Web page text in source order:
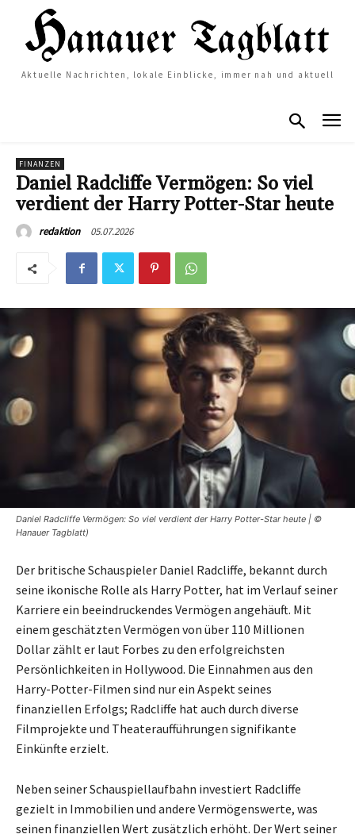
Aktuelle Nachrichten, lokale Einblicke, immer nah und aktuell
FINANZEN
Daniel Radcliffe Vermögen: So viel
verdient der Harry Potter-Star heute
redaktion 05.07.2026
Daniel Radcliffe Vermögen: So viel verdient der Harry Potter-Star heute | ©
Hanauer Tagblatt)
Der britische Schauspieler Daniel Radcliffe, bekannt durch
seine ikonische Rolle als Harry Potter, hat im Verlauf seiner
Karriere ein beeindruckendes Vermögen angehäuft. Mit
einem geschätzten Vermögen von über 110 Millionen
Dollar zählt er laut Forbes zu den erfolgreichsten
Persönlichkeiten in Hollywood. Die Einnahmen aus den
Harry-Potter-Filmen sind nur ein Aspekt seines
finanziellen Erfolgs; Radcliffe hat auch durch diverse
Filmprojekte und Theateraufführungen signifikante
Einkünfte erzielt.
Neben seiner Schauspiellaufbahn investiert Radcliffe
gezielt in Immobilien und andere Vermögenswerte, was
seinen finanziellen Wert zusätzlich erhöht. Der Wert seiner